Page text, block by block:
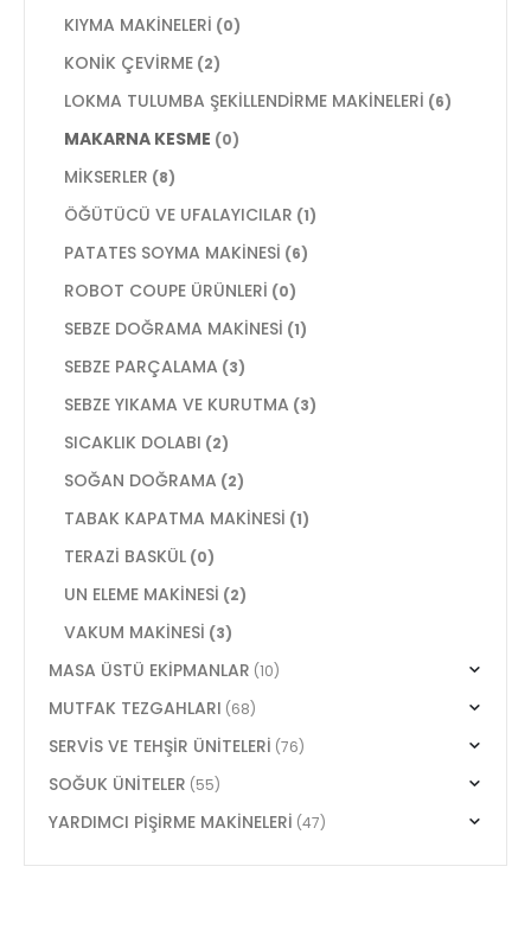
KIYMA MAKİNELERİ (0)
KONİK ÇEVİRME (2)
LOKMA TULUMBA ŞEKİLLENDİRME MAKİNELERİ (6)
MAKARNA KESME (0)
MİKSERLER (8)
ÖĞÜTÜCÜ VE UFALAYICILAR (1)
PATATES SOYMA MAKİNESİ (6)
ROBOT COUPE ÜRÜNLERİ (0)
SEBZE DOĞRAMA MAKİNESİ (1)
SEBZE PARÇALAMA (3)
SEBZE YIKAMA VE KURUTMA (3)
SICAKLIK DOLABI (2)
SOĞAN DOĞRAMA (2)
TABAK KAPATMA MAKİNESİ (1)
TERAZİ BASKÜL (0)
UN ELEME MAKİNESİ (2)
VAKUM MAKİNESİ (3)
MASA ÜSTÜ EKİPMANLAR (10)
MUTFAK TEZGAHLARI (68)
SERVİS VE TEHŞİR ÜNİTELERİ (76)
SOĞUK ÜNİTELER (55)
YARDIMCI PİŞİRME MAKİNELERİ (47)